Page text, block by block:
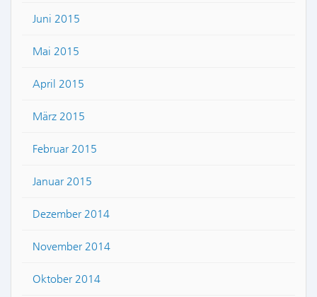
Juni 2015
Mai 2015
April 2015
März 2015
Februar 2015
Januar 2015
Dezember 2014
November 2014
Oktober 2014